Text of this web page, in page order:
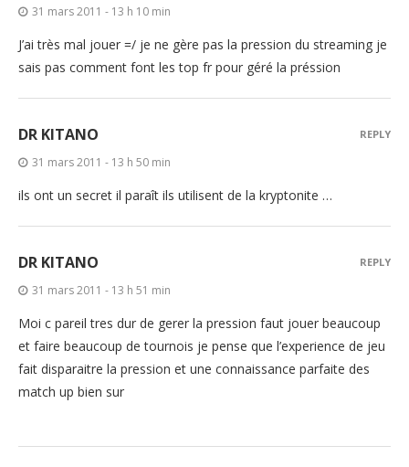
31 mars 2011 - 13 h 10 min
J’ai très mal jouer =/ je ne gère pas la pression du streaming je
sais pas comment font les top fr pour géré la préssion
DR KITANO
31 mars 2011 - 13 h 50 min
ils ont un secret il paraît ils utilisent de la kryptonite …
REPLY
DR KITANO
31 mars 2011 - 13 h 51 min
Moi c pareil tres dur de gerer la pression faut jouer beaucoup
et faire beaucoup de tournois je pense que l’experience de jeu
fait disparaitre la pression et une connaissance parfaite des
match up bien sur
REPLY